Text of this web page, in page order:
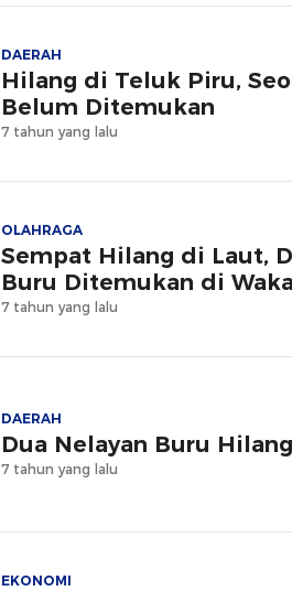
DAERAH
Hilang di Teluk Piru,
Belum Ditemukan
7 tahun yang lalu
OLAHRAGA
Sempat Hilang di Laut,
Buru Ditemukan di
7 tahun yang lalu
DAERAH
Dua Nelayan Buru
7 tahun yang lalu
EKONOMI